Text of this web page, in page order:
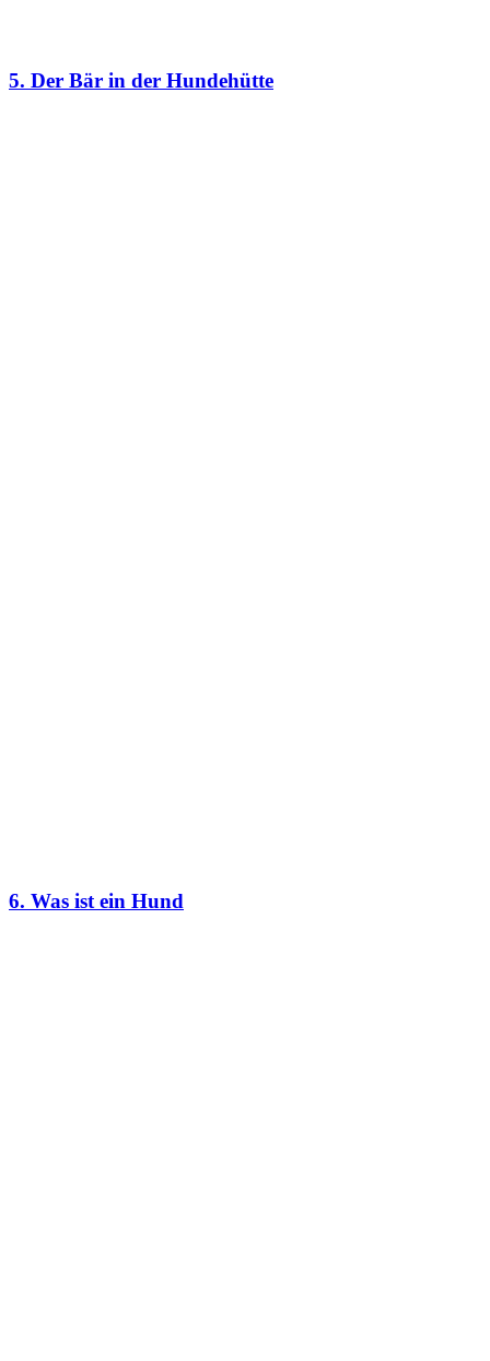
5. Der Bär in der Hundehütte
6. Was ist ein Hund